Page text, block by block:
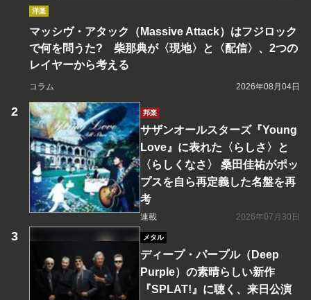
洋楽
マッシヴ・アタック（Massive Attack）はフジロック
で何を問うた? 柴那典が〈現地〉と〈配信〉、2つの
レイヤーから考える
コラム 2026年08月04日
邦楽
サザンオールスターズ『Young
Love』に表れた〈らしさ〉と
〈らしくなさ〉 桑田佳祐がポッ
プスを自ら再定義した名盤を再
考
連載 2026年07月30日
メタル
ディープ・パープル（Deep
Purple）の素晴らしい新作
『SPLAT!』に聴く、来日公演